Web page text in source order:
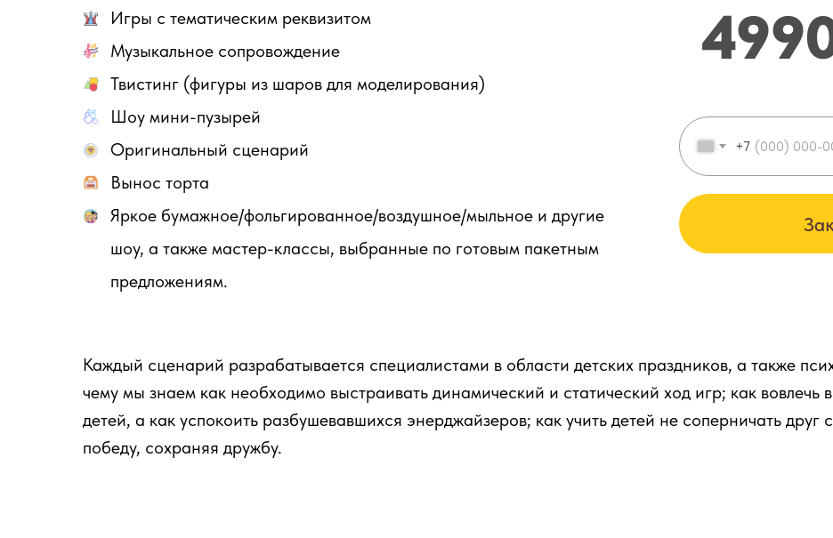
+7
Каждый сценарий разрабатывается специалистами в области детских праздников, а также
чему мы знаем как необходимо выстраивать динамический и статический ход игр; как вовлечь
детей, а как успокоить разбушевавшихся энерджайзеров; как учить детей не соперничать друг
победу, сохраняя дружбу.
Игры с тематическим реквизитом
Музыкальное сопровождение
Твистинг (фигуры из шаров для моделирования)
Шоу мини-пузырей
Оригинальный сценарий
Вынос торта
Яркое бумажное/фольгированное/воздушное/мыльное и другие
шоу, а также мастер-классы, выбранные по готовым пакетным
предложениям.